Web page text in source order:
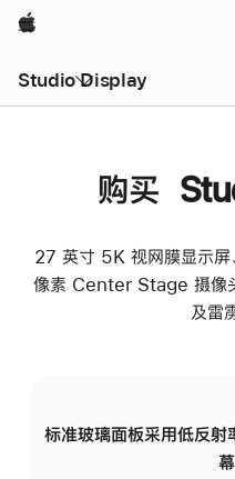
Apple
Studio Display
购买
27 英寸 5K 视网膜显示屏
像素 Center Stage 摄像头
及雷
标准玻璃面板采用低反射